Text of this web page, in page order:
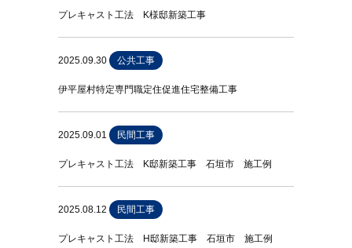
プレキャスト工法 K様邸新築工事
2025.09.30 公共工事
伊平屋村特定専門職定住促進住宅整備工事
2025.09.01 民間工事
プレキャスト工法 K邸新築工事 石垣市 施工例
2025.08.12 民間工事
プレキャスト工法 H邸新築工事 石垣市 施工例